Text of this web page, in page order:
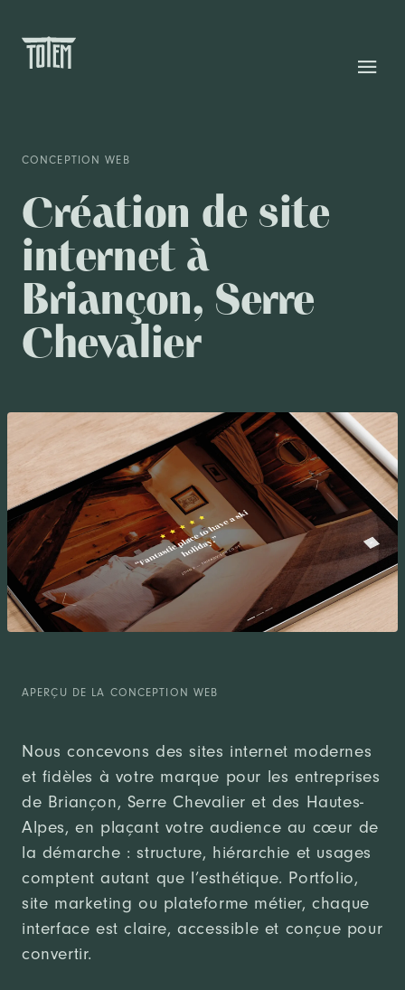
CONCEPTION WEB
Création de site
internet à
Briançon, Serre
Chevalier
APERÇU DE LA CONCEPTION WEB
Nous concevons des sites internet modernes
et fidèles à votre marque pour les entreprises
de Briançon, Serre Chevalier et des Hautes-
Alpes, en plaçant votre audience au cœur de
la démarche : structure, hiérarchie et usages
comptent autant que l’esthétique. Portfolio,
site marketing ou plateforme métier, chaque
interface est claire, accessible et conçue pour
convertir.